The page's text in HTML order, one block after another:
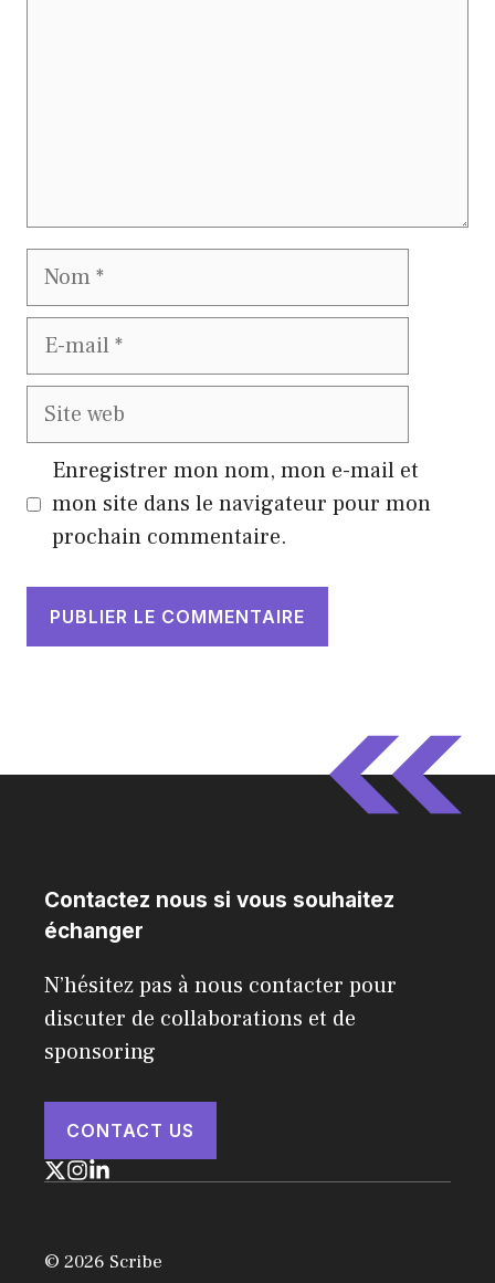
Nom
E-
mail
Site
web
Enregistrer mon nom, mon e-mail et
mon site dans le navigateur pour mon
prochain commentaire.
Contactez nous si vous souhaitez
échanger
N’hésitez pas à nous contacter pour
discuter de collaborations et de
sponsoring
CONTACT US
© 2026 Scribe